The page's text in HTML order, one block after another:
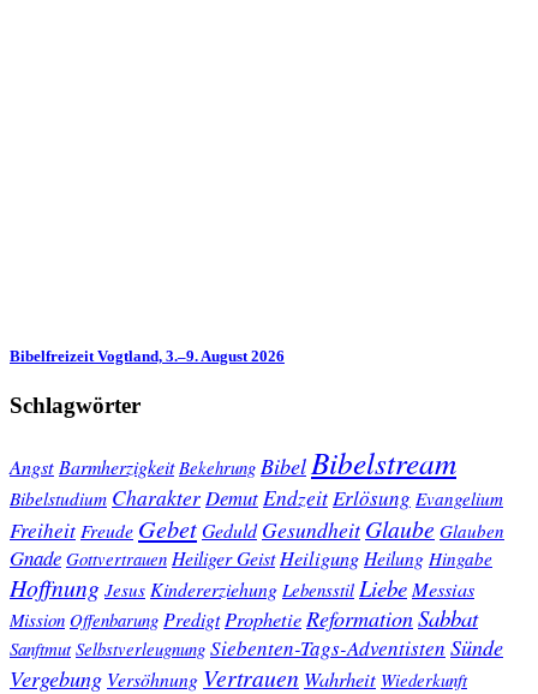
Bibelfreizeit Vogtland, 3.–9. August 2026
Schlagwörter
Angst Barmherzigkeit Bekehrung Bibel Bibelstream
Bibelstudium Charakter Demut EndzeitErlösung Evangelium
Freiheit Freude GebetGeduld Gesundheit Glaube Glauben
Gnade Gottvertrauen Heiliger Geist Heiligung Heilung Hingabe
Hoffnung Jesus Kindererziehung Lebensstil Liebe Messias
Mission Offenbarung Predigt Prophetie ReformationSabbat
Sanftmut Selbstverleugnung Siebenten-Tags-Adventisten Sünde
Vergebung Versöhnung Vertrauen Wahrheit Wiederkunft